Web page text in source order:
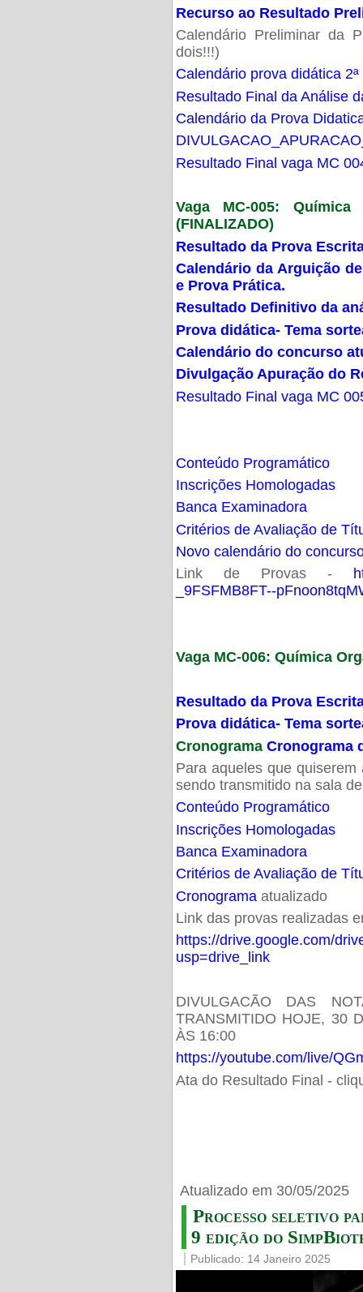
Recurso ao Resultado
Calendário Preliminar da
dois!!!)
Calendário prova didática
Resultado Final da Análise
Calendário da Prova
Resultado Final vaga MC
Vaga MC-005:
(FINALIZADO)
Resultado da Prova
Calendário da Arguição
e Prova Prática.
Resultado Definitivo da
Prova didática- Tema
Calendário do concurso
Divulgação Apuração do
Resultado Final vaga MC
Conteúdo Programático
Inscrições Homologadas
Banca Examinadora
Critérios de Avaliação de
Novo calendário do
Link de Provas -
_9FSFMB8FT--
Vaga MC-006: Química
Resultado da Prova
Prova didática- Tema
Cronograma Cronograma
Para aqueles que
sendo transmitido na sala
Conteúdo Programático
Inscrições Homologadas
Banca Examinadora
Critérios de Avaliação de
Cronogramaatualizado
Link das provas realizadas
https://drive.google.com/
usp=drive_link
DIVULGACÃO DAS
TRANSMITIDO HOJE, 30
ÀS 16:00
https://youtube.com/live/
Ata do Resultado Final -
Atualizado em 30/05/2025
Processo seletivo
9 edição do
Publicado: 14 Janeiro 2025